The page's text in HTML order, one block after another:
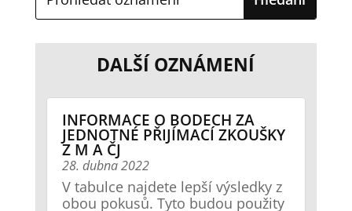
DALŠÍ OZNÁMENÍ
INFORMACE O BODECH ZA
JEDNOTNÉ PŘIJÍMACÍ ZKOUŠKY
Z M A ČJ
28. dubna 2022
V tabulce najdete lepší výsledky z
obou pokusů. Tyto budou použity